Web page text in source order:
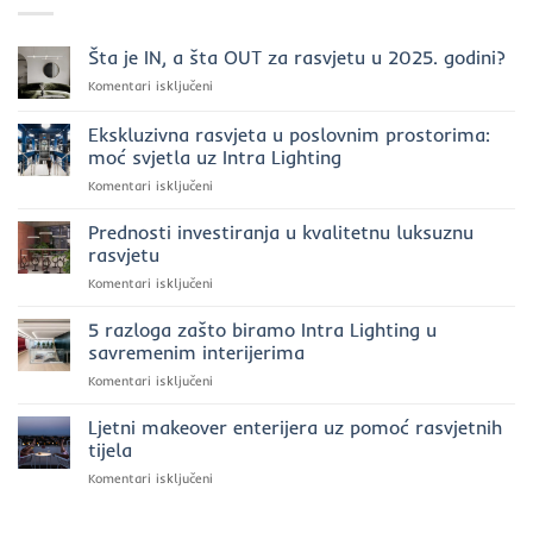
Šta je IN, a šta OUT za rasvjetu u 2025. godini?
Komentari isključeni
IN,
a
za
Ekskluzivna rasvjeta u poslovnim prostorima:
moć svjetla uz Intra Lighting
Komentari isključeni
rasvjeta
svjetla
uz
Prednosti investiranja u kvalitetnu luksuznu
rasvjetu
Komentari isključeni
investiranja
kvalitetnu
5 razloga zašto biramo Intra Lighting u
savremenim interijerima
Komentari isključeni
razloga
Ljetni makeover enterijera uz pomoć rasvjetnih
tijela
Komentari isključeni